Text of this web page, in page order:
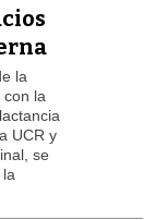
la
la
UCR y
se